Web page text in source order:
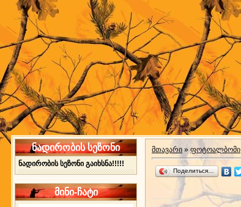
ნადირობის სეზონი
ნადირობის სეზონი გაიხსნა!!!!!
მინი-ჩატი
მთავარი » ფოტოალბომი
Поделиться…